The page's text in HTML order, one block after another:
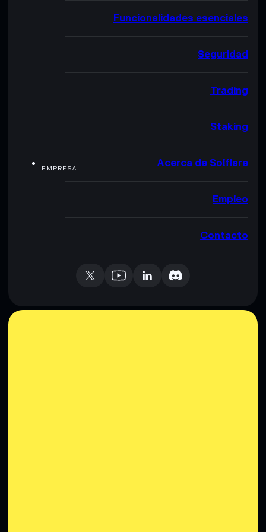
Funcionalidades esenciales
Seguridad
Trading
Staking
EMPRESA Acerca de Solflare
Empleo
Contacto